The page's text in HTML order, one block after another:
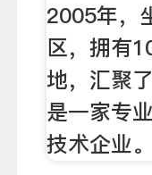
2005年，
区，拥有
地，汇聚
是一家专
技术企业。